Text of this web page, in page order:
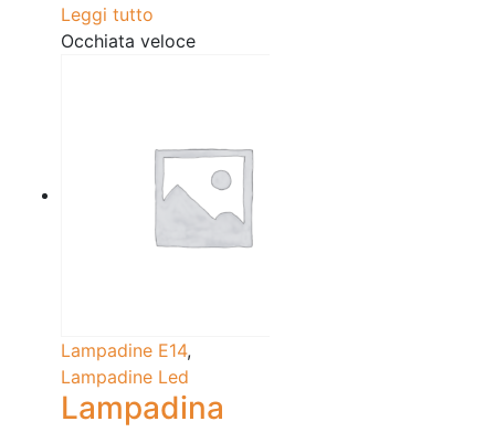
Leggi tutto
Occhiata veloce
Lampadine E14,
Lampadine Led
Lampadina